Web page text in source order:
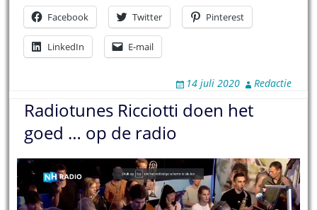
Facebook Twitter Pinterest
LinkedIn E-mail
14 juli 2020 Redactie
Radiotunes Ricciotti doen het
goed … op de radio